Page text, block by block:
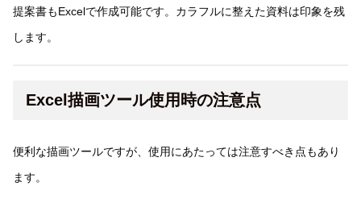
提案書もExcelで作成可能です。カラフルに整えた資料は印象を残
します。
Excel描画ツール使用時の注意点
便利な描画ツールですが、使用にあたっては注意すべき点もあり
ます。